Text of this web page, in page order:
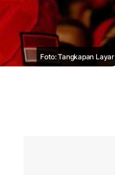
Foto: Tangkapan Layar